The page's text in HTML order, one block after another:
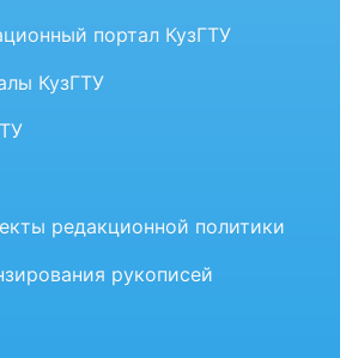
портал КузГТУ
КузГТУ
редакционной политики
рукописей